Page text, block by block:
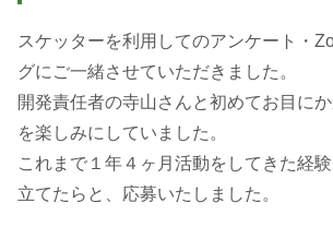
スケッターを利用してのアンケート・
グにご一緒させていただきました。
開発責任者の寺山さんと初めてお目に
を楽しみにしていました。
これまで１年４ヶ月活動をしてきた経
立てたらと、応募いたしました。